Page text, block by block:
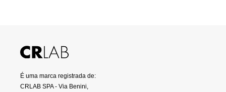
É uma marca registrada de:
CRLAB SPA - Via Benini,